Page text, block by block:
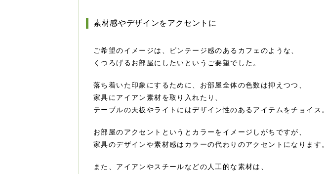
素材感やデザインをアクセントに
ご希望のイメージは、ビンテージ感のあるカフェのような、
くつろげるお部屋にしたいというご要望でした。
落ち着いた印象にするために、お部屋全体の色数は抑えつつ、
家具にアイアン素材を取り入れたり、
テーブルの天板やライトにはデザイン性のあるアイテムをチョイス。
お部屋のアクセントというとカラーをイメージしがちですが、
家具のデザインや素材感はカラーの代わりのアクセントになります。
また、アイアンやスチールなどの人工的な素材は、